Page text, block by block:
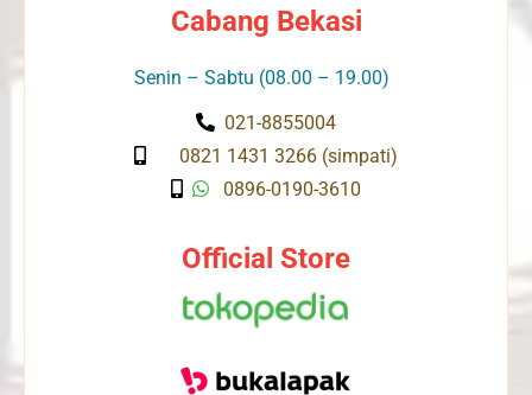
Cabang Bekasi
Senin – Sabtu (08.00 – 19.00)
021-8855004
0821 1431 3266 (simpati)
0896-0190-3610
Official Store